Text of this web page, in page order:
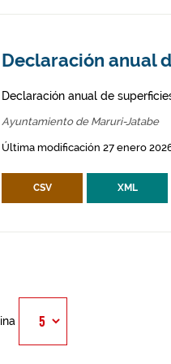
Declaración anual
Declaración anual de
Ayuntamiento de Maruri-Jatabe
Última modificación 27 enero
CSV XML